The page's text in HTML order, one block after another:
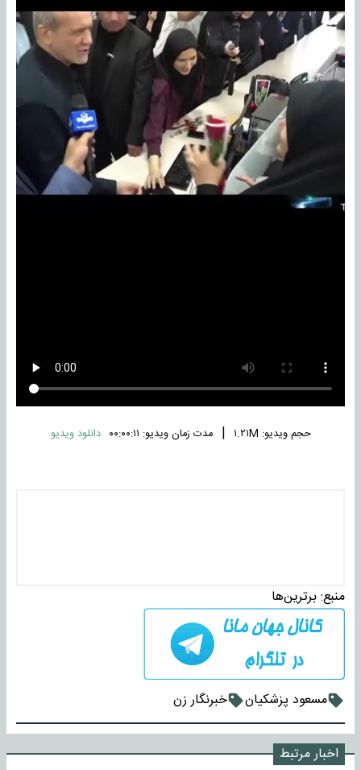
حجم ویدیو: ۱.۲۱M | مدت زمان ویدیو: ۰۰:۰۰:۱۱ دانلود ویدیو
منبع:برترین‌ها
مسعود پزشکیان خبرنگار زن
اخبار مرتبط